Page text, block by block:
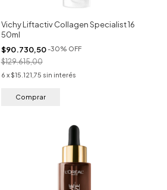
Vichy Liftactiv Collagen Specialist 16
50ml
$90.730,50-30% OFF
$129.615,00
6 x $15.121,75 sin interés